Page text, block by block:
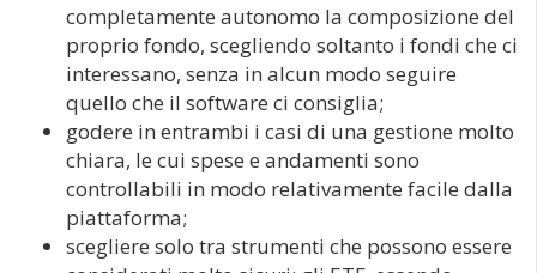
completamente autonomo la composizione del
proprio fondo, scegliendo soltanto i fondi che ci
interessano, senza in alcun modo seguire
quello che il software ci consiglia;
godere in entrambi i casi di una gestione molto
chiara, le cui spese e andamenti sono
controllabili in modo relativamente facile dalla
piattaforma;
scegliere solo tra strumenti che possono essere